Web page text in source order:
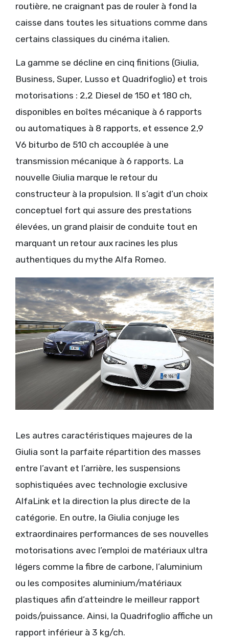
routière, ne craignant pas de rouler à fond la
caisse dans toutes les situations comme dans
certains classiques du cinéma italien.
La gamme se décline en cinq finitions (Giulia,
Business, Super, Lusso et Quadrifoglio) et trois
motorisations : 2,2 Diesel de 150 et 180 ch,
disponibles en boîtes mécanique à 6 rapports
ou automatiques à 8 rapports, et essence 2,9
V6 biturbo de 510 ch accouplée à une
transmission mécanique à 6 rapports. La
nouvelle Giulia marque le retour du
constructeur à la propulsion. Il s’agit d’un choix
conceptuel fort qui assure des prestations
élevées, un grand plaisir de conduite tout en
marquant un retour aux racines les plus
authentiques du mythe Alfa Romeo.
Les autres caractéristiques majeures de la
Giulia sont la parfaite répartition des masses
entre l’avant et l’arrière, les suspensions
sophistiquées avec technologie exclusive
AlfaLink et la direction la plus directe de la
catégorie. En outre, la Giulia conjuge les
extraordinaires performances de ses nouvelles
motorisations avec l’emploi de matériaux ultra
légers comme la fibre de carbone, l’aluminium
ou les composites aluminium/matériaux
plastiques afin d’atteindre le meilleur rapport
poids/puissance. Ainsi, la Quadrifoglio affiche un
rapport inférieur à 3 kg/ch.